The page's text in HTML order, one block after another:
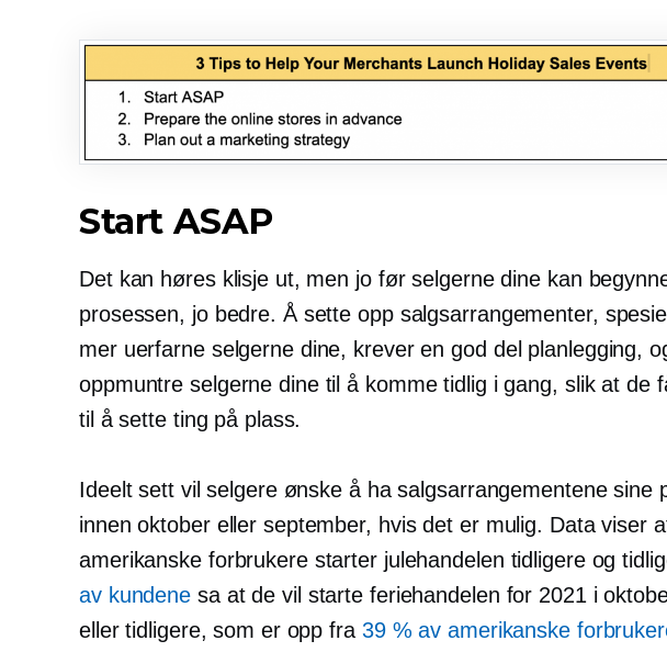
Start ASAP
Det kan høres klisje ut, men jo før selgerne dine kan
prosessen, jo bedre. Å sette opp salgsarrangementer,
mer uerfarne selgerne dine, krever en god del planlegging,
oppmuntre selgerne dine til å komme tidlig i gang, slik at de
til å sette ting på plass.
Ideelt sett vil selgere ønske å ha salgsarrangementene sine
innen oktober eller september, hvis det er mulig. Data viser
amerikanske forbrukere starter julehandelen tidligere og
av kundene sa at de vil starte feriehandelen for 2021 i
eller tidligere, som er opp fra 39 % av amerikanske